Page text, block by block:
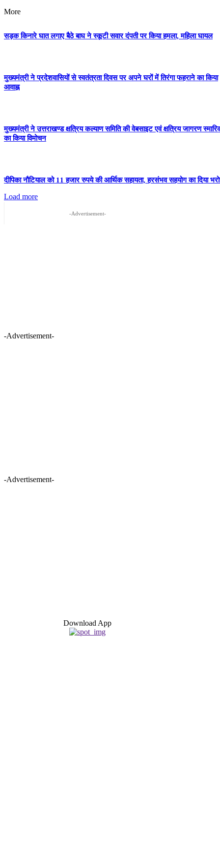
More
सड़क किनारे घात लगाए बैठे बाघ ने स्कूटी सवार दंपती पर किया हमला, महिला घायल
मुख्यमंत्री ने प्रदेशवासियों से स्वतंत्रता दिवस पर अपने घरों में तिरंगा फहराने का किया
आवाह्न
मुख्यमंत्री ने उत्तराखण्ड क्षत्रिय कल्याण समिति की वेबसाइट एवं क्षत्रिय जागरण
का किया विमोचन
दीपिका नौटियाल को 11 हजार रुपये की आर्थिक सहायता, हरसंभव सहयोग का दिया
Load more
-Advertisement-
-Advertisement-
-Advertisement-
Download App